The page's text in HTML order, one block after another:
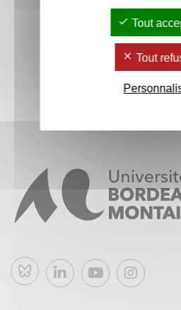
Bluesky
Tout
Tout